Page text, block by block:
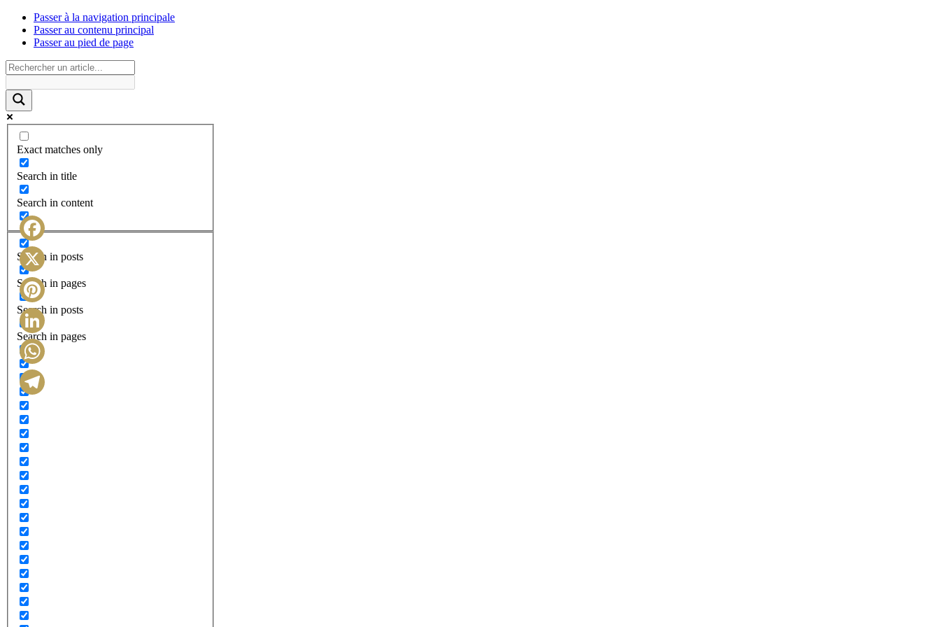
Passer à la navigation principale
Passer au contenu principal
Passer au pied de page
Exact matches only
Search in title
Search in content
Search in posts
Search in pages
Search in posts
Search in pages
Facebook
X
Pinterest
LinkedIn
WhatsApp
Telegram